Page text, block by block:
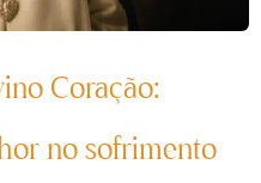
Coração:
no sofrimento